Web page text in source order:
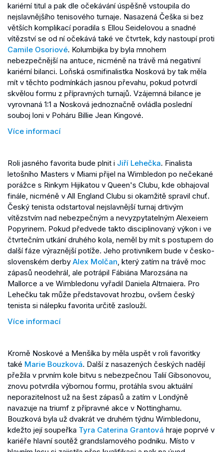
kariérní titul a pak dle očekávání úspěšně vstoupila do
nejslavnějšího tenisového turnaje. Nasazená Češka si bez
větších komplikací poradila s Ellou Seidelovou a snadné
vítězství se od ní očekává také ve čtvrtek, kdy nastoupí proti
Camile Osoriové. Kolumbijka by byla mnohem
nebezpečnější na antuce, nicméně na trávě má negativní
kariérní bilanci. Loňská osmifinalistka Nosková by tak měla
mít v těchto podmínkách jasnou převahu, pokud potvrdí
skvělou formu z přípravných turnajů. Vzájemná bilance je
vyrovnaná 1:1 a Nosková jednoznačně ovládla poslední
souboj loni v Poháru Billie Jean Kingové.
Více informací
Roli jasného favorita bude plnit i Jiří Lehečka. Finalista
letošního Masters v Miami přijel na Wimbledon po nečekané
porážce s Rinkym Hijikatou v Queen's Clubu, kde obhajoval
finále, nicméně v All England Clubu si okamžitě spravil chuť.
Český tenista odstartoval nejslavnější turnaj drtivým
vítězstvím nad nebezpečným a nevyzpytatelným Alexeiem
Popyrinem. Pokud předvede takto disciplinovaný výkon i ve
čtvrtečním utkání druhého kola, neměl by mít s postupem do
další fáze výraznější potíže. Jeho protivníkem bude v česko-
slovenském derby Alex Molčan, který zatím na trávě moc
zápasů neodehrál, ale potrápil Fábiána Marozsána na
Mallorce a ve Wimbledonu vyřadil Daniela Altmaiera. Pro
Lehečku tak může představovat hrozbu, ovšem český
tenista si nálepku favorita určitě zaslouží.
Více informací
Kromě Noskové a Menšíka by měla uspět v roli favoritky
také Marie Bouzková. Další z nasazených českých nadějí
přežila v prvním kole bitvu s nebezpečnou Talií Gibsonovou,
znovu potvrdila výbornou formu, protáhla svou aktuální
neporazitelnost už na šest zápasů a zatím v Londýně
navazuje na triumf z přípravné akce v Nottinghamu.
Bouzková byla už dvakrát ve druhém týdnu Wimbledonu,
kdežto její soupeřka Tyra Caterina Grantová hraje poprvé v
kariéře hlavní soutěž grandslamového podniku. Místo v